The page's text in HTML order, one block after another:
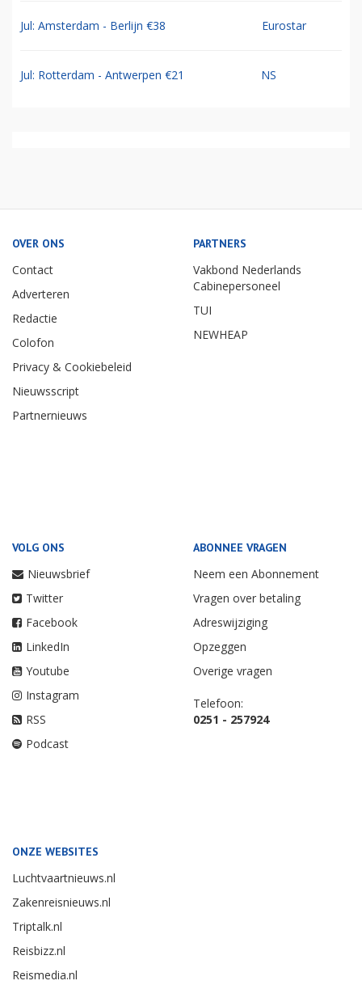
Jul: Amsterdam - Berlijn €38 Eurostar
Jul: Rotterdam - Antwerpen €21 NS
OVER ONS
Contact
Adverteren
Redactie
Colofon
Privacy & Cookiebeleid
Nieuwsscript
Partnernieuws
PARTNERS
Vakbond Nederlands
Cabinepersoneel
TUI
NEWHEAP
VOLG ONS
Nieuwsbrief
Twitter
Facebook
LinkedIn
Youtube
Instagram
RSS
Podcast
ABONNEE VRAGEN
Neem een Abonnement
Vragen over betaling
Adreswijziging
Opzeggen
Overige vragen
Telefoon:
0251 - 257924
ONZE WEBSITES
Luchtvaartnieuws.nl
Zakenreisnieuws.nl
Triptalk.nl
Reisbizz.nl
Reismedia.nl